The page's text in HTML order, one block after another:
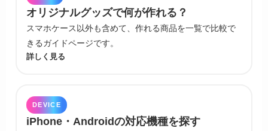
オリジナルグッズで何が作れる？
スマホケース以外も含めて、作れる商品を一覧で比較で
きるガイドページです。
詳しく見る
DEVICE
iPhone・Androidの対応機種を探す